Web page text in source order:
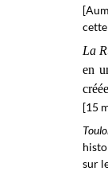
La
en
[15
sur